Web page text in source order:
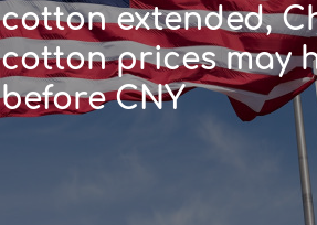
cotton extended,
cotton prices may
before CNY